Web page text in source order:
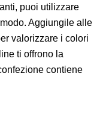
puoi utilizzare
Aggiungile alle
valorizzare i colori
ti offrono la
contiene